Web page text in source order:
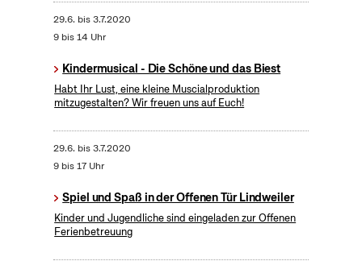
29.6. bis3.7.2020
9 bis 14 Uhr
Kindermusical - Die Schöne und das Biest
Habt Ihr Lust, eine kleine Muscialproduktion
mitzugestalten? Wir freuen uns auf Euch!
29.6. bis3.7.2020
9 bis 17 Uhr
Spiel und Spaß in der Offenen Tür Lindweiler
Kinder und Jugendliche sind eingeladen zur Offenen
Ferienbetreuung